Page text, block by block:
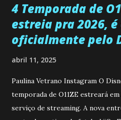
4 Temporada de
estreia pra 2026,
oficialmente pelo
abril 11, 2025
Paulina Vetrano Instagram O
temporada de O11ZE estreará
serviço de streaming. A nova